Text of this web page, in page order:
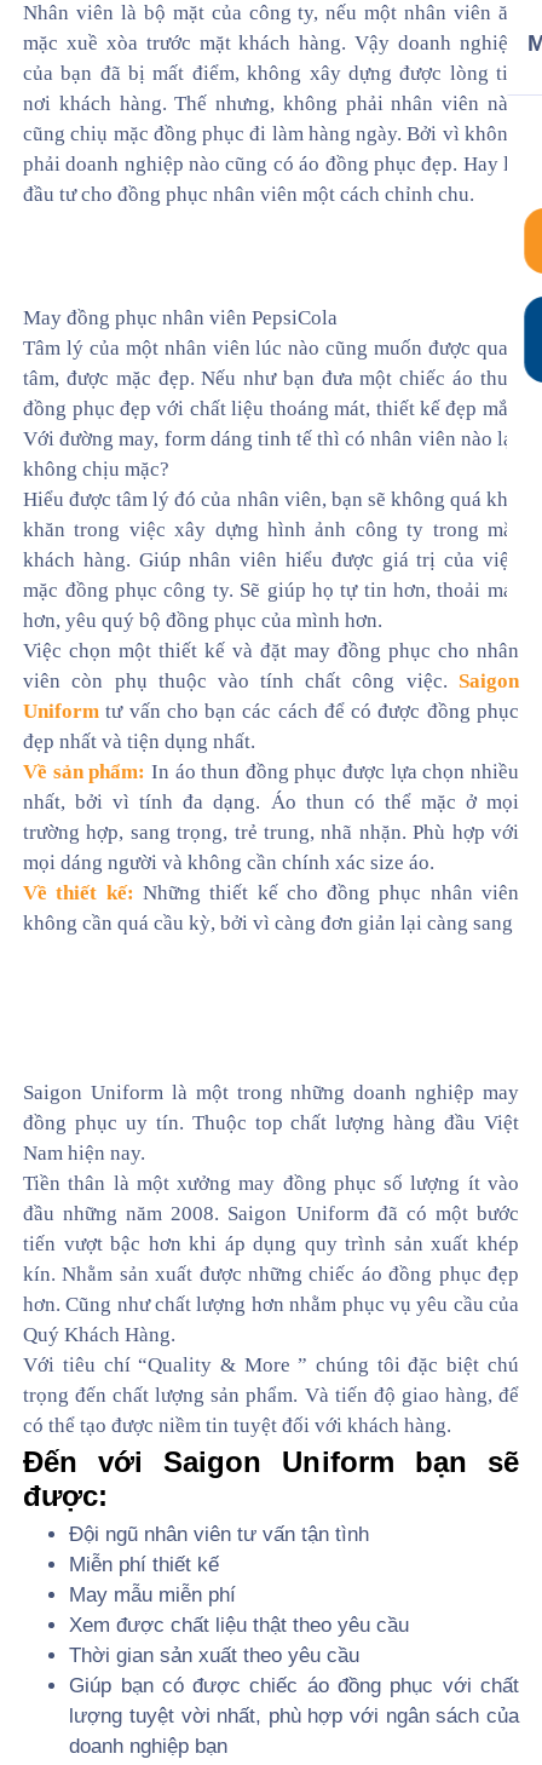
Nhân viên là bộ mặt của công ty, nếu một nhân viên ăn
mặc xuề xòa trước mặt khách hàng. Vậy doanh nghiệp
của bạn đã bị mất điểm, không xây dựng được lòng tin
nơi khách hàng. Thế nhưng, không phải nhân viên nào
cũng chiụ mặc đồng phục đi làm hàng ngày. Bởi vì không
phải doanh nghiệp nào cũng có áo đồng phục đẹp. Hay là
đầu tư cho đồng phục nhân viên một cách chỉnh chu.
May đồng phục nhân viên PepsiCola
Tâm lý của một nhân viên lúc nào cũng muốn được quan
tâm, được mặc đẹp. Nếu như bạn đưa một chiếc áo thun
đồng phục đẹp với chất liệu thoáng mát, thiết kế đẹp mắt.
Với đường may, form dáng tinh tế thì có nhân viên nào lại
không chịu mặc?
Hiểu được tâm lý đó của nhân viên, bạn sẽ không quá khó
khăn trong việc xây dựng hình ảnh công ty trong mắt
khách hàng. Giúp nhân viên hiểu được giá trị của việc
mặc đồng phục công ty. Sẽ giúp họ tự tin hơn, thoải mái
hơn, yêu quý bộ đồng phục của mình hơn.
Việc chọn một thiết kế và đặt may đồng phục cho nhân
viên còn phụ thuộc vào tính chất công việc. Saigon
Uniform tư vấn cho bạn các cách để có được đồng phục
đẹp nhất và tiện dụng nhất.
Về sản phẩm: In áo thun đồng phục được lựa chọn nhiều
nhất, bởi vì tính đa dạng. Áo thun có thể mặc ở mọi
trường hợp, sang trọng, trẻ trung, nhã nhặn. Phù hợp với
mọi dáng người và không cần chính xác size áo.
Về thiết kế: Những thiết kế cho đồng phục nhân viên
không cần quá cầu kỳ, bởi vì càng đơn giản lại càng sang
Saigon Uniform là một trong những doanh nghiệp may
đồng phục uy tín. Thuộc top chất lượng hàng đầu Việt
Nam hiện nay.
Tiền thân là một xưởng may đồng phục số lượng ít vào
đầu những năm 2008. Saigon Uniform đã có một bước
tiến vượt bậc hơn khi áp dụng quy trình sản xuất khép
kín. Nhằm sản xuất được những chiếc áo đồng phục đẹp
hơn. Cũng như chất lượng hơn nhằm phục vụ yêu cầu của
Quý Khách Hàng.
Với tiêu chí “Quality & More ” chúng tôi đặc biệt chú
trọng đến chất lượng sản phẩm. Và tiến độ giao hàng, để
có thể tạo được niềm tin tuyệt đối với khách hàng.
Đến với Saigon Uniform bạn sẽ
được:
Đội ngũ nhân viên tư vấn tận tình
Miễn phí thiết kế
May mẫu miễn phí
Xem được chất liệu thật theo yêu cầu
Thời gian sản xuất theo yêu cầu
Giúp bạn có được chiếc áo đồng phục với chất
lượng tuyệt vời nhất, phù hợp với ngân sách của
doanh nghiệp bạn